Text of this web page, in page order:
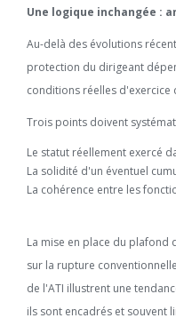
Une logique inchangée :
Au-delà des évolutions
protection du dirigeant
conditions réelles d'exercice
Trois points doivent
Le statut réellement exercé
La solidité d'un éventuel
La cohérence entre les
La mise en place du plafond
sur la rupture
de l'ATI illustrent une
ils sont encadrés et souvent